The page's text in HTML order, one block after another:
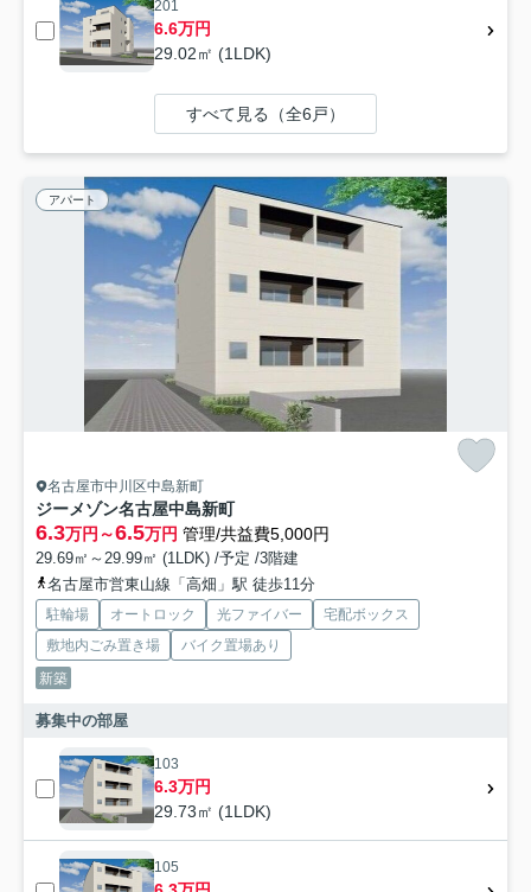
201
6.6万円
29.02㎡ (1LDK)
すべて見る（全6戸）
アパート
名古屋市中川区中島新町
ジーメゾン名古屋中島新町
6.3万円～6.5万円 管理/共益費5,000円
29.69㎡～29.99㎡ (1LDK) /予定 /3階建
名古屋市営東山線「高畑」駅 徒歩11分
駐輪場 オートロック 光ファイバー
宅配ボックス
敷地内ごみ置き場
バイク置場あり
新築
募集中の部屋
103
6.3万円
29.73㎡ (1LDK)
105